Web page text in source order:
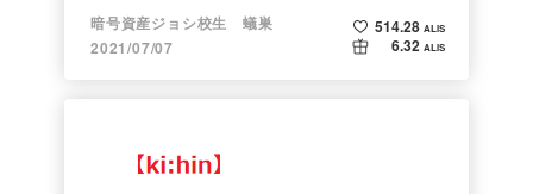
暗号資産ジョシ校生 蟻巣
2021/07/07
514.28 ALIS
6.32 ALIS